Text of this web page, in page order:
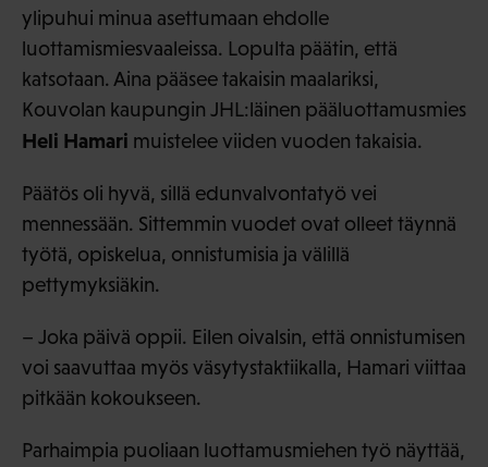
ylipuhui minua asettumaan ehdolle
luottamismiesvaaleissa. Lopulta päätin, että
katsotaan. Aina pääsee takaisin maalariksi,
Kouvolan kaupungin JHL:läinen pääluottamusmies
Heli Hamari muistelee viiden vuoden takaisia.
Päätös oli hyvä, sillä edunvalvontatyö vei
mennessään. Sittemmin vuodet ovat olleet täynnä
työtä, opiskelua, onnistumisia ja välillä
pettymyksiäkin.
– Joka päivä oppii. Eilen oivalsin, että onnistumisen
voi saavuttaa myös väsytystaktiikalla, Hamari viittaa
pitkään kokoukseen.
Parhaimpia puoliaan luottamusmiehen työ näyttää,